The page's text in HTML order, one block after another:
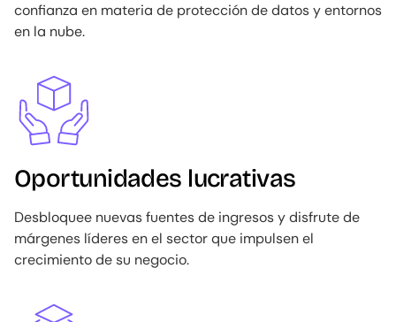
confianza en materia de protección de datos y entornos
en la nube.
Image
Oportunidades lucrativas
Desbloquee nuevas fuentes de ingresos y disfrute de
márgenes líderes en el sector que impulsen el
crecimiento de su negocio.
Image